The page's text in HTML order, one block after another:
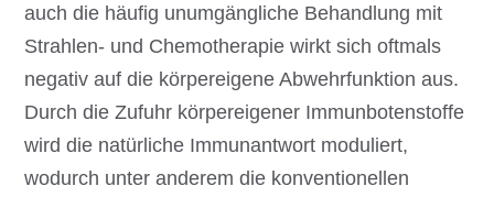
auch die häufig unumgängliche Behandlung mit
Strahlen- und Chemotherapie wirkt sich oftmals
negativ auf die körpereigene Abwehrfunktion aus.
Durch die Zufuhr körpereigener Immunbotenstoffe
wird die natürliche Immunantwort moduliert,
wodurch unter anderem die konventionellen